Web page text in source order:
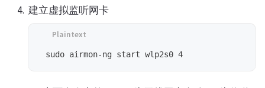
建立虚拟监听网卡